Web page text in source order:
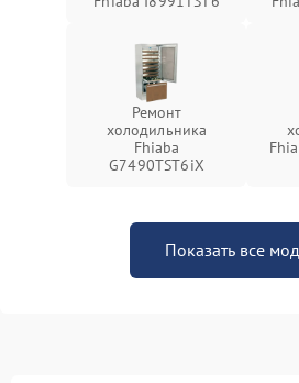
Ремонт
холодильника
Fhiaba
G7490TST6iX
Показать все